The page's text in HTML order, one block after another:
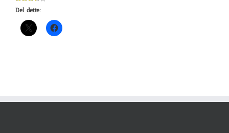
Del dette: